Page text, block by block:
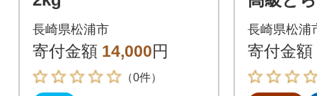
長崎県松浦市
寄付金額 14,000円
（0件）
と高級
全4回
長崎県松浦
寄付金額